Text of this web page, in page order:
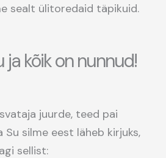
sealt ülitoredaid täpikuid.
ja kõik on nunnud!
juurde, teed pai
silme eest läheb kirjuks,
sellist: